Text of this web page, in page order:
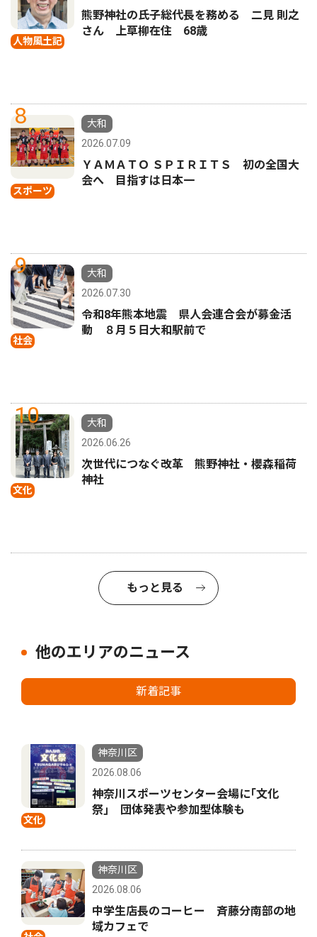
人物風土記
熊野神社の氏子総代長を務める 二見 則之
さん 上草柳在住 68歳
8
スポーツ
大和
2026.07.09
ＹＡＭＡＴＯ ＳＰＩＲＩＴＳ 初の全国大
会へ 目指すは日本一
9
社会
大和
2026.07.30
令和8年熊本地震 県人会連合会が募金活
動 ８月５日大和駅前で
10
文化
大和
2026.06.26
次世代につなぐ改革 熊野神社・櫻森稲荷
神社
もっと見る
他のエリアのニュース
新着記事
文化
神奈川区
2026.08.06
神奈川スポーツセンター会場に｢文化
祭｣ 団体発表や参加型体験も
神奈川区
2026.08.06
中学生店長のコーヒー 斉藤分南部の地
域カフェで